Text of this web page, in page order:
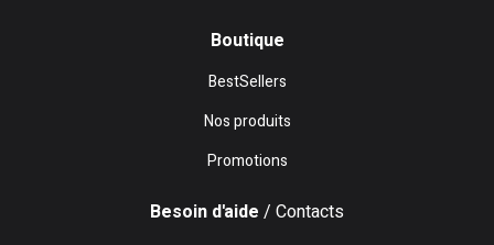
Boutique
BestSellers
Nos produits
Promotions
Besoin d'aide / Contacts